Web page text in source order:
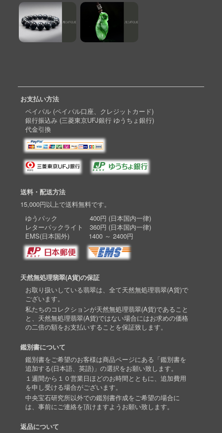
お支払い方法
ペイパル (ペイパル口座、クレジットカード)
銀行振込み (三菱東京UFJ銀行 ゆうちょ銀行)
代金引換
送料・配送方法
15,000円以上で送料無料です。
ゆうパック 400円 (日本国内一律)
レターパックライト 360円 (日本国内一律)
EMS(日本国外) 1400 ～ 2400円
天然無処理翡翠(A貨)の保証
お取り扱いしている翡翠は、全て天然無処理翡翠(A貨)で
ございます。
私たちのコレクションが天然無処理翡翠(A貨)であること
と、天然無処理翡翠(A貨)ではない場合にはお求めの価格
の二倍の額をお支払いすることを保証致します。
鑑別書について
鑑別書をご希望のお客様は商品ページにある「鑑別書を
追加する(日本語、英語)」の選択をお願い致します。
１週間から１０営業日ほどのお時間とともに、追加費用
を申し受ける場合がございます。
中央宝石研究所以外での鑑別書作成をご希望の場合に
は、事前にご連絡を頂けますようお願い致します。
返品について